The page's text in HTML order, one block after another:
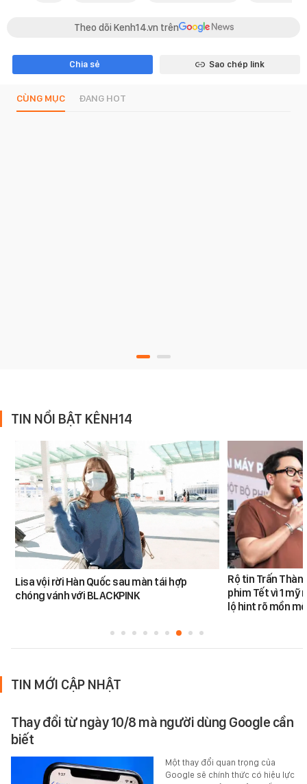
Theo dõi Kenh14.vn trên
Chia sẻ Sao chép link
CÙNG MỤC ĐANG HOT
TIN NỔI BẬT KÊNH14
Lisa vội rời Hàn Quốc sau màn tái hợp
chóng vánh với BLACKPINK
Rộ tin Trấn
phim Tết vì 1 mỹ
lộ hint rõ mồn
TIN MỚI CẬP NHẬT
Thay đổi từ ngày 10/8 mà người dùng Google cần
biết
Một thay đổi quan trọng của
Google sẽ chính thức có hiệu lực